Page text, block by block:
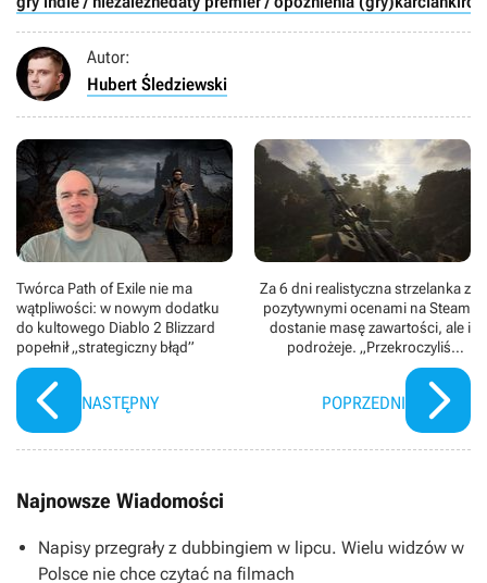
Autor:
Hubert Śledziewski
Twórca Path of Exile nie ma
wątpliwości: w nowym dodatku
do kultowego Diablo 2 Blizzard
popełnił „strategiczny błąd”
NASTĘPNY
Za 6 dni realistyczna strzelanka z
pozytywnymi ocenami na Steam
dostanie masę zawartości, ale i
podrożeje. „Przekroczyliśmy
wszelkie granice”
POPRZEDNI
Najnowsze Wiadomości
Napisy przegrały z dubbingiem w lipcu. Wielu widzów w
Polsce nie chce czytać na filmach